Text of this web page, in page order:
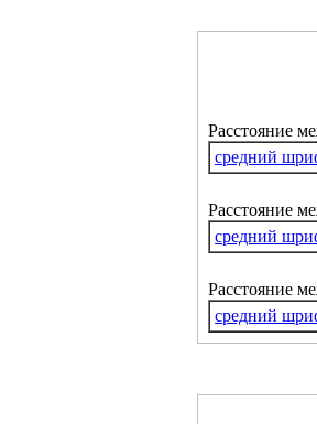
Расстояние
средний
Расстояние
средний
Расстояние
средний